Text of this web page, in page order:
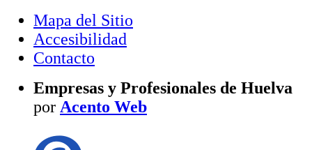
Mapa del Sitio
Accesibilidad
Contacto
Empresas y Profesionales de Huelva
por Acento Web